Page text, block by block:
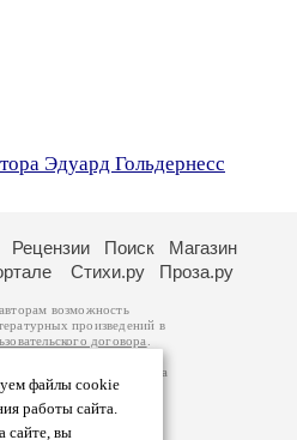
Эдуард Гольдернесс
файлы cookie
работы сайта.
сайте, вы
Рецензии Поиск
Магазин
Стихи.ру Проза.ру
возможность
произведений в
договора
принадлежат авторам
произведений возможна
вы можете
Ответственность за
самостоятельно на
законодательства